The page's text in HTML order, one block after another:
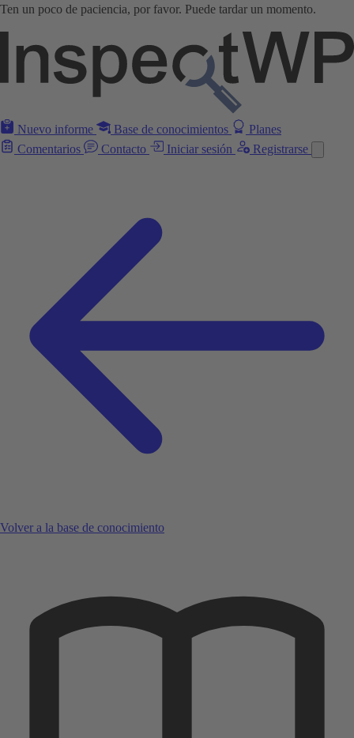
Ten un poco de paciencia, por favor. Puede tardar un momento.
Nuevo informe Base de conocimientos
Planes
Comentarios
Contacto Iniciar sesión Registrarse
Volver a la base de conocimiento